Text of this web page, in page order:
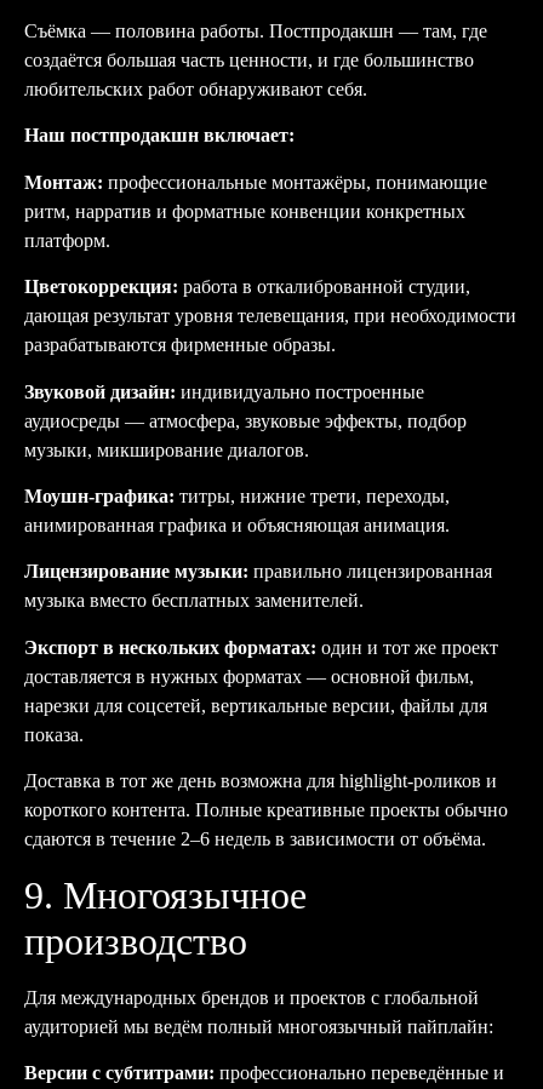
Съёмка — половина работы. Постпродакшн — там, где
создаётся большая часть ценности, и где большинство
любительских работ обнаруживают себя.
Наш постпродакшн включает:
Монтаж: профессиональные монтажёры, понимающие
ритм, нарратив и форматные конвенции конкретных
платформ.
Цветокоррекция: работа в откалиброванной студии,
дающая результат уровня телевещания, при необходимости
разрабатываются фирменные образы.
Звуковой дизайн: индивидуально построенные
аудиосреды — атмосфера, звуковые эффекты, подбор
музыки, микширование диалогов.
Моушн-графика: титры, нижние трети, переходы,
анимированная графика и объясняющая анимация.
Лицензирование музыки: правильно лицензированная
музыка вместо бесплатных заменителей.
Экспорт в нескольких форматах: один и тот же проект
доставляется в нужных форматах — основной фильм,
нарезки для соцсетей, вертикальные версии, файлы для
показа.
Доставка в тот же день возможна для highlight-роликов и
короткого контента. Полные креативные проекты обычно
сдаются в течение 2–6 недель в зависимости от объёма.
9. Многоязычное
производство
Для международных брендов и проектов с глобальной
аудиторией мы ведём полный многоязычный пайплайн:
Версии с субтитрами: профессионально переведённые и